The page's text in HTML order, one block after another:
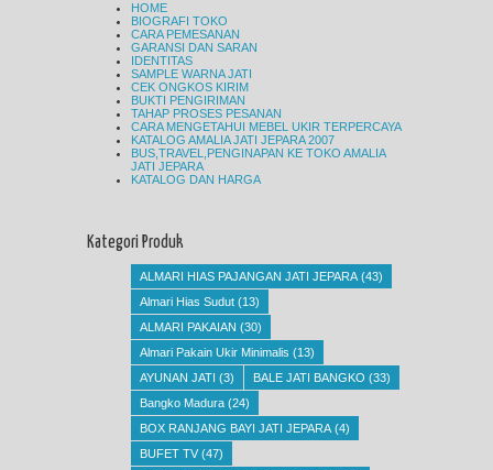
HOME
BIOGRAFI TOKO
CARA PEMESANAN
GARANSI DAN SARAN
IDENTITAS
SAMPLE WARNA JATI
CEK ONGKOS KIRIM
BUKTI PENGIRIMAN
TAHAP PROSES PESANAN
CARA MENGETAHUI MEBEL UKIR TERPERCAYA
KATALOG AMALIA JATI JEPARA 2007
BUS,TRAVEL,PENGINAPAN KE TOKO AMALIA
JATI JEPARA
KATALOG DAN HARGA
Kategori Produk
ALMARI HIAS PAJANGAN JATI JEPARA (43)
Almari Hias Sudut (13)
ALMARI PAKAIAN (30)
Almari Pakain Ukir Minimalis (13)
AYUNAN JATI (3) BALE JATI BANGKO (33)
Bangko Madura (24)
BOX RANJANG BAYI JATI JEPARA (4)
BUFET TV (47)